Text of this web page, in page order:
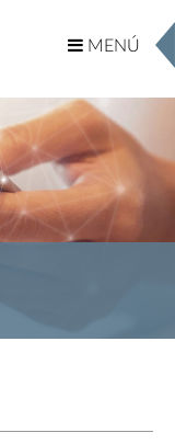
MENÚ
MENÚ